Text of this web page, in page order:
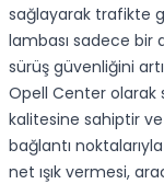
sağlayarak trafikte
lambası sadece bir
sürüş güvenliğini
Opell Center olarak
kalitesine sahiptir
bağlantı
net ışık vermesi,